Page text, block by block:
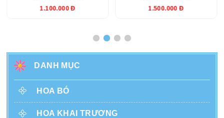
1.100.000 Đ 1.500.000 Đ
DANH MỤC
HOA BÓ
HOA KHAI TRƯƠNG